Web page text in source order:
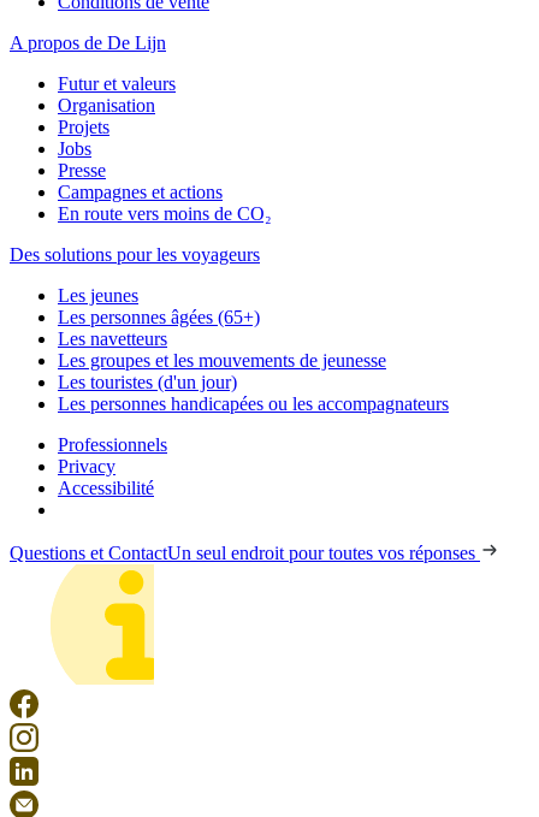
A propos de De Lijn
Futur et valeurs
Organisation
Projets
Jobs
Presse
Campagnes et actions
En route vers moins de CO₂
Des solutions pour les voyageurs
Les jeunes
Les personnes âgées (65+)
Les navetteurs
Les groupes et les mouvements de jeunesse
Les touristes (d'un jour)
Les personnes handicapées ou les accompagnateurs
Professionnels
Privacy
Accessibilité
Questions et ContactUn seul endroit pour toutes vos réponses